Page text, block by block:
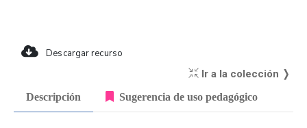
Descargar recurso
Ir a la colección ❭
Descripción Sugerencia de uso pedagógico